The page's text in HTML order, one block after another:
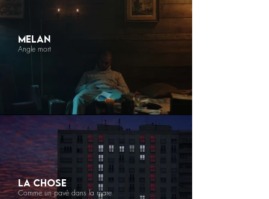
MELAN
Angle mort
LA CHOSE
Comme un pavé dans la mare